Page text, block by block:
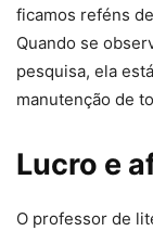
ficamos reféns
Quando se
pesquisa, ela
manutenção de
Lucro e
O professor de